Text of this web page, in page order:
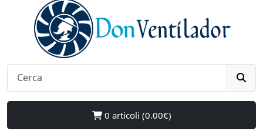
0 articoli (0.00€)